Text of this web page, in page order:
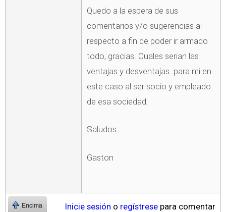
Quedo a la espera de sus
comentarios y/o sugerencias al
respecto a fin de poder ir armado
todo, gracias. Cuales serian las
ventajas y desventajas para mi en
este caso al ser socio y empleado
de esa sociedad.
Saludos
Gaston
Encima Inicie sesión o regístrese para comentar